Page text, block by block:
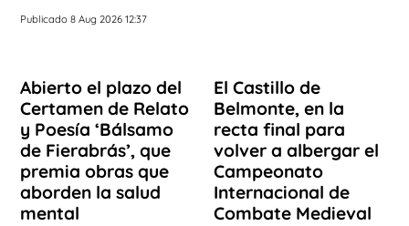
Publicado 8 Aug 2026 12:37
Abierto el plazo del
Certamen de Relato
y Poesía ‘Bálsamo
de Fierabrás’, que
premia obras que
aborden la salud
mental
El Castillo de
Belmonte, en la
recta final para
volver a albergar el
Campeonato
Internacional de
Combate Medieval